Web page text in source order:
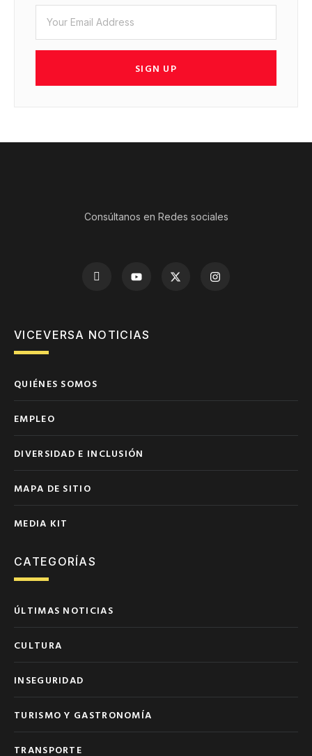
SIGN UP
Consúltanos en Redes sociales
VICEVERSA NOTICIAS
QUIÉNES SOMOS
EMPLEO
DIVERSIDAD E INCLUSIÓN
MAPA DE SITIO
MEDIA KIT
CATEGORÍAS
ÚLTIMAS NOTICIAS
CULTURA
INSEGURIDAD
TURISMO Y GASTRONOMÍA
TRANSPORTE